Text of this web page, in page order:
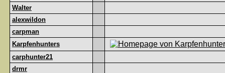
Walter
alexwildon
carpman
Karpfenhunters
carphunter21
drmr